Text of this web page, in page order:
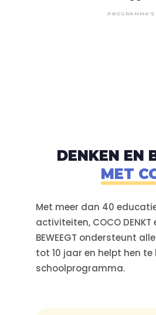
PROGRAMMA'S
DENKEN EN
MET
Met meer dan 40
activiteiten, COCO DENKT
BEWEEGT ondersteunt
tot 10 jaar en helpt hen
schoolprogramma.